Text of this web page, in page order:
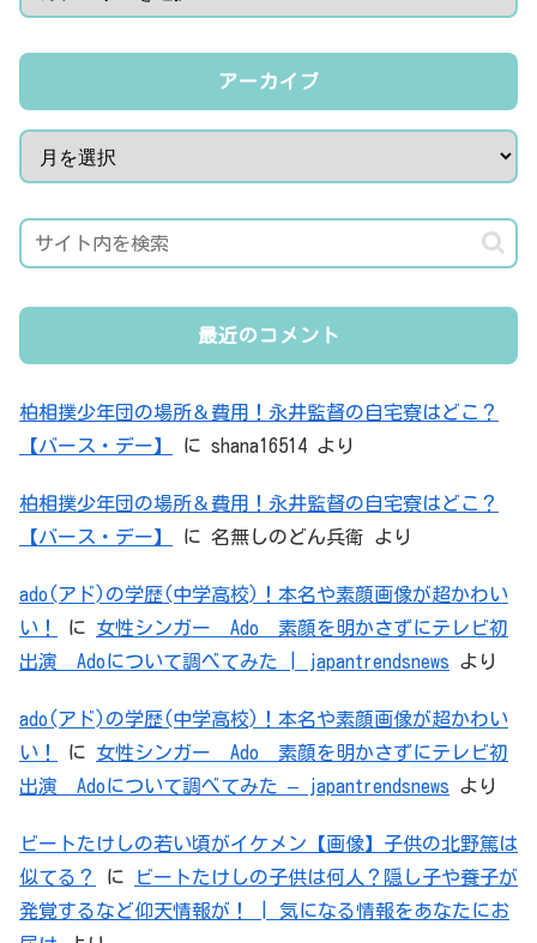
アーカイブ
最近のコメント
柏相撲少年団の場所＆費用！永井監督の自宅寮はどこ？
【バース・デー】
に shana16514 より
柏相撲少年団の場所＆費用！永井監督の自宅寮はどこ？
【バース・デー】
に 名無しのどん兵衛 より
ado(アド)の学歴(中学高校)！本名や素顔画像が超かわい
い！
に 女性シンガー Ado 素顔を明かさずにテレビ初
出演 Adoについて調べてみた | japantrendsnews より
ado(アド)の学歴(中学高校)！本名や素顔画像が超かわい
い！
に 女性シンガー Ado 素顔を明かさずにテレビ初
出演 Adoについて調べてみた – japantrendsnews より
ビートたけしの若い頃がイケメン【画像】子供の北野篤は
似てる？
に
ビートたけしの子供は何人？隠し子や養子が
発覚するなど仰天情報が！ | 気になる情報をあなたにお